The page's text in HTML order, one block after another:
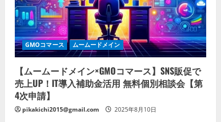
GMOコマース ムームードメイン
【ムームードメイン×GMOコマース】SNS販促で
売上UP！IT導入補助金活用 無料個別相談会【第
4次申請】
pikakichi2015@gmail.com 2025年8月10日